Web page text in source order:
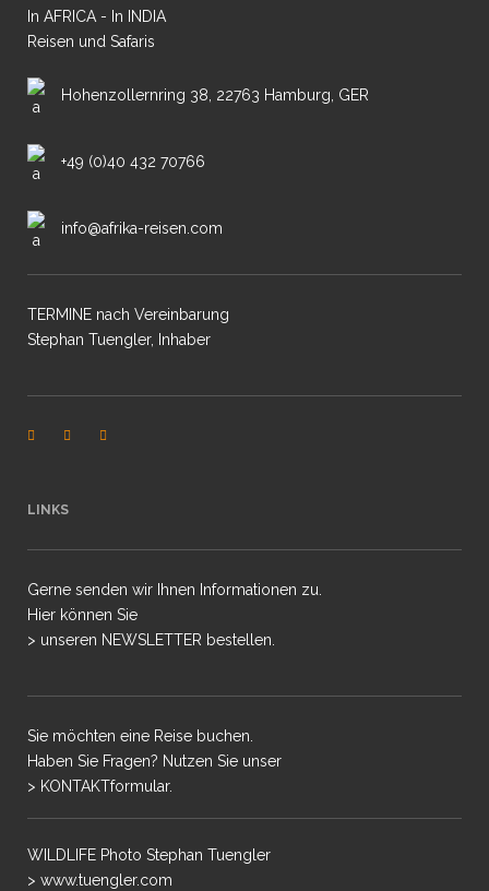
In AFRICA - In INDIA
Reisen und Safaris
Hohenzollernring 38, 22763 Hamburg, GER
+49 (0)40 432 70766
info@afrika-reisen.com
TERMINE nach Vereinbarung
Stephan Tuengler, Inhaber
LINKS
Gerne senden wir Ihnen Informationen zu.
Hier können Sie
> unseren NEWSLETTER bestellen.
Sie möchten eine Reise buchen.
Haben Sie Fragen? Nutzen Sie unser
> KONTAKTformular.
WILDLIFE Photo Stephan Tuengler
> www.tuengler.com